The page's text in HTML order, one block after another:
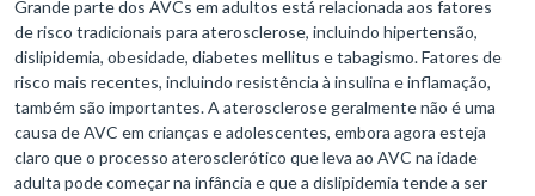
Grande parte dos AVCs em adultos está relacionada aos fatores
de risco tradicionais para aterosclerose, incluindo hipertensão,
dislipidemia, obesidade, diabetes mellitus e tabagismo. Fatores de
risco mais recentes, incluindo resistência à insulina e inflamação,
também são importantes. A aterosclerose geralmente não é uma
causa de AVC em crianças e adolescentes, embora agora esteja
claro que o processo aterosclerótico que leva ao AVC na idade
adulta pode começar na infância e que a dislipidemia tende a ser